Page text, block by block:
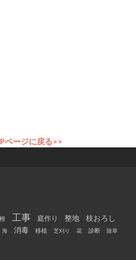
ページに戻る>>
工事 庭作り 整地 枝おろし
海 消毒 移植 芝刈り 花 診断 除草